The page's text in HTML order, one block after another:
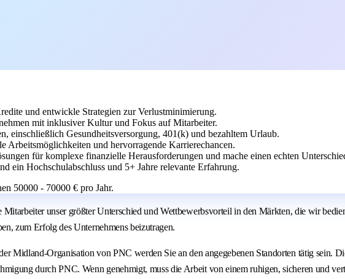
und entwickle Strategien zur Verlustminimierung.
mit inklusiver Kultur und Fokus auf Mitarbeiter.
einschließlich Gesundheitsversorgung, 401(k) und bezahltem Urlaub.
Arbeitsmöglichkeiten und hervorragende Karrierechancen.
für komplexe finanzielle Herausforderungen und mache einen echten
ein Hochschulabschluss und 5+ Jahre relevante Erfahrung.
50000 - 70000 € pro Jahr.
unser größter Unterschied und Wettbewerbsvorteil in den Märkten, die wir
zum Erfolg des Unternehmens beizutragen.
Midland-Organisation von PNC werden Sie an den angegebenen Standorten tätig sein.
durch PNC. Wenn genehmigt, muss die Arbeit von einem ruhigen, sicheren und